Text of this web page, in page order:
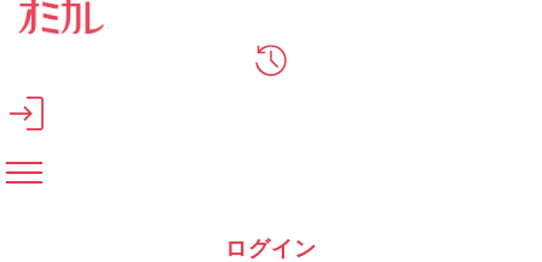
メインコンテンツへスキップ
ログイン